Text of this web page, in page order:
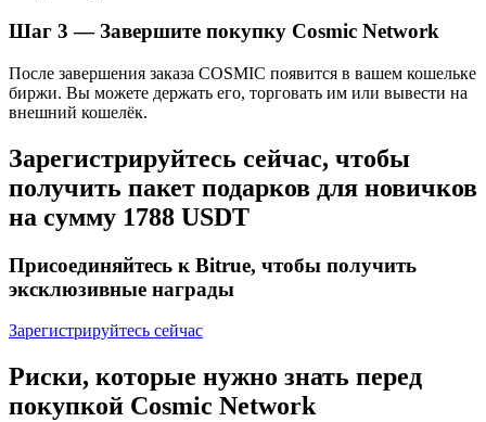
Партнеры Bitrue
До 65% комиссии!
Шаг 3 —Завершите покупку Cosmic Network
После завершения заказа COSMIC появится в вашем кошельке
биржи. Вы можете держать его, торговать им или вывести на
внешний кошелёк.
Зарегистрируйтесь сейчас, чтобы
получить пакет подарков для новичков
на сумму 1788 USDT
Присоединяйтесь к Bitrue, чтобы получить
эксклюзивные награды
Зарегистрируйтесь сейчас
Риски, которые нужно знать перед
покупкой Cosmic Network